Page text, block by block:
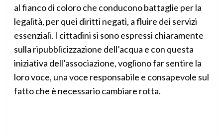
al fianco di coloro che conducono battaglie per la
legalità, per quei diritti negati, a fluire dei servizi
essenziali. I cittadini si sono espressi chiaramente
sulla ripubblicizzazione dell’acqua e con questa
iniziativa dell’associazione, vogliono far sentire la
loro voce, una voce responsabile e consapevole sul
fatto che è necessario cambiare rotta.